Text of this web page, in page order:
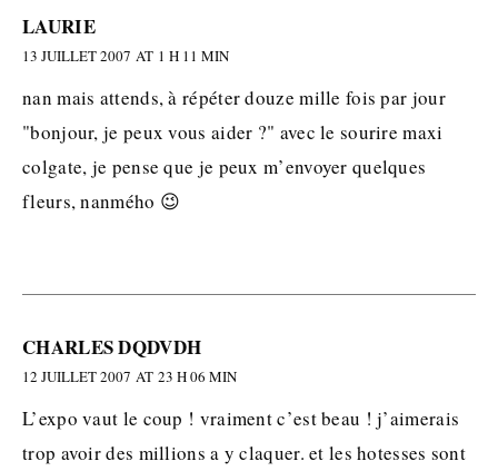
LAURIE
13 JUILLET 2007 AT 1 H 11 MIN
nan mais attends, à répéter douze mille fois par jour
"bonjour, je peux vous aider ?" avec le sourire maxi
colgate, je pense que je peux m’envoyer quelques
fleurs, nanmého 😉
CHARLES DQDVDH
12 JUILLET 2007 AT 23 H 06 MIN
L’expo vaut le coup ! vraiment c’est beau ! j’aimerais
trop avoir des millions a y claquer. et les hotesses sont